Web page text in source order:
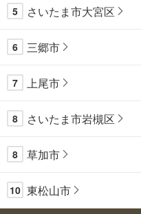
5 さいたま市大宮区
6 三郷市
7 上尾市
8 さいたま市岩槻区
8 草加市
10 東松山市